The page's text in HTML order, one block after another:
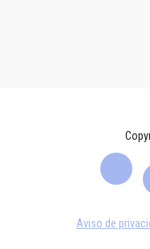
Aviso de